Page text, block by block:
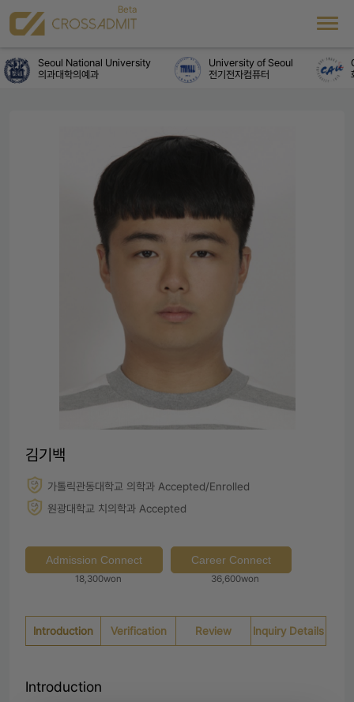
Seoul National University
의과대학의예과
University of Seoul
전기전자컴퓨터
김기백
가톨릭관동대학교 의학과 Accepted/Enrolled
원광대학교 치의학과 Accepted
Admission Connect
18,300won
Career Connect
36,600won
Introduction Verification Review Inquiry Details
Introduction